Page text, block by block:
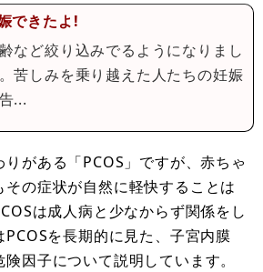
できたよ!
など絞り込みでるようになりまし
苦しみを乗り越えた人たちの妊娠
...
がある「PCOS」ですが、赤ちゃ
の症状が自然に軽快することは
は成人病と少なからず関係をし
を長期的に見た、子宮内膜
因子について説明しています。